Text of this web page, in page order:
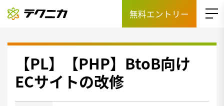
無料エントリー
【PL】【PHP】BtoB向け
ECサイトの改修